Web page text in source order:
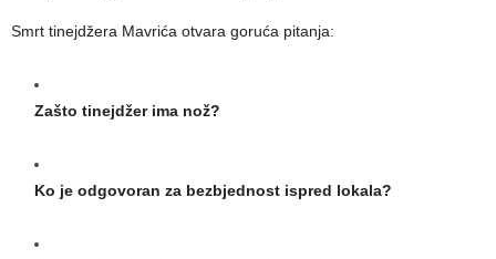
Smrt tinejdžera Mavrića otvara goruća pitanja:
Zašto tinejdžer ima nož?
Ko je odgovoran za bezbjednost ispred lokala?